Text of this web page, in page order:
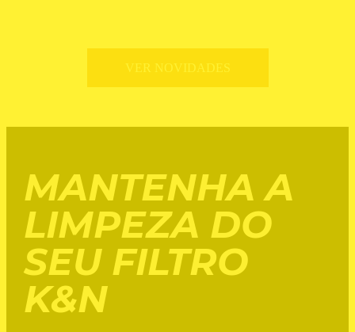
VER NOVIDADES
MANTENHA A
LIMPEZA DO
SEU FILTRO
K&N